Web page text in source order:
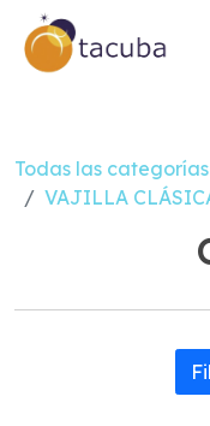
Todas las categorías
VAJILLA